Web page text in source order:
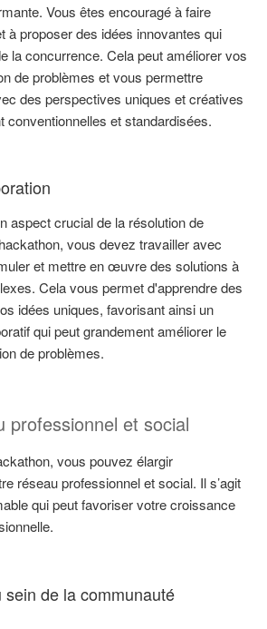
Vous êtes encouragé à faire
à proposer des idées innovantes qui
la concurrence. Cela peut améliorer vos
de problèmes et vous permettre
des perspectives uniques et créatives
conventionnelles et standardisées.
aspect crucial de la résolution de
vous devez travailler avec
et mettre en œuvre des solutions à
Cela vous permet d'apprendre des
idées uniques, favorisant ainsi un
qui peut grandement améliorer le
de problèmes.
professionnel et social
vous pouvez élargir
réseau professionnel et social. Il s’agit
qui peut favoriser votre croissance
de la communauté